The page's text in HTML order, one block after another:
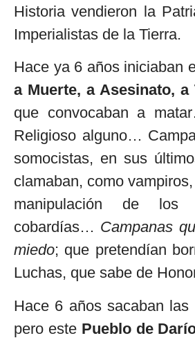
Historia vendieron la
Imperialistas de la Tierra.
Hace ya 6 años iniciaban
a Muerte, a Asesinato,
que convocaban a
Religioso alguno…
somocistas, en sus
clamaban, como
manipulación de
cobardías… Campanas
miedo; que pretendían
Luchas, que sabe de
Hace 6 años sacaban
pero este Pueblo de